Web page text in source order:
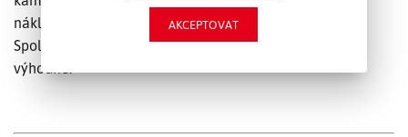
nákladů.
Spolehnout se na kamionovou přepravu je opravdu
výhodné:
AKCEPTOVAT